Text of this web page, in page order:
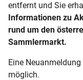
entfernt und Sie
Informationen zu
rund um den
Sammlermarkt.
Eine
möglich.